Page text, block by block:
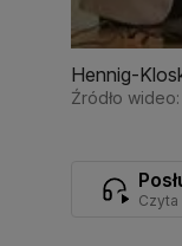
Hennig-
Źródło
Czyta